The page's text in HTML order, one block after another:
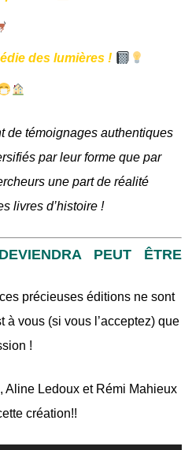
des lumières !
de témoignages authentiques
par leur forme que par
une part de réalité
livres d’histoire !
PEUT ÊTRE
précieuses éditions ne sont
à vous (si vous l’acceptez) que
!
Aline Ledoux et Rémi Mahieux
création!!